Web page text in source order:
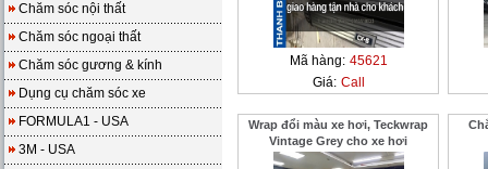
Chăm sóc nội thất
Chăm sóc ngoại thất
Chăm sóc gương & kính
Dụng cụ chăm sóc xe
FORMULA1 - USA
3M - USA
Mã hàng: 45621
Giá: Call
Wrap đổi màu xe hơi, Teckwrap
Vintage Grey cho xe hơi